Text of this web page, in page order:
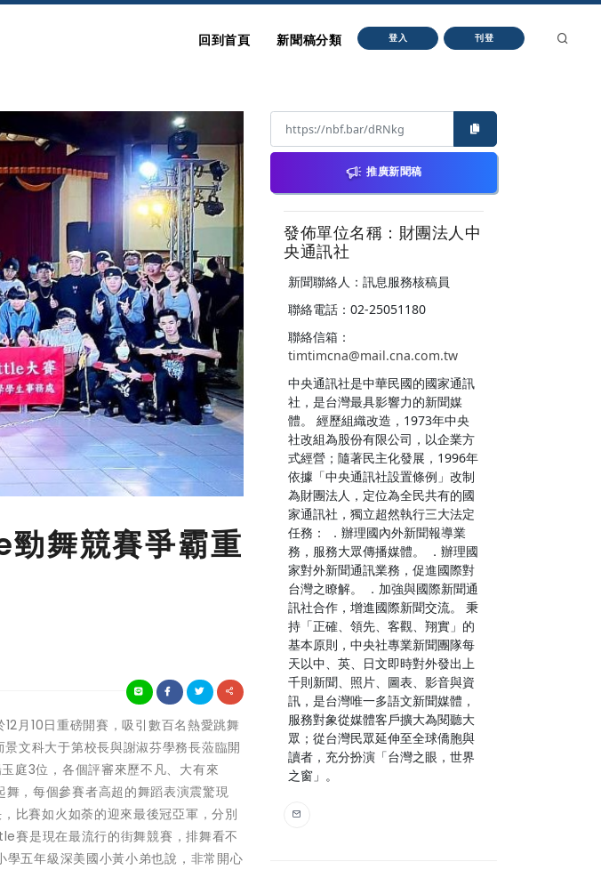
回到首頁 新聞稿分類 登入 刊登
舞競賽爭霸重
月10日重磅開賽，吸引數百名熱愛跳舞
文科大于第校長與謝淑芬學務長蒞臨開
3位，各個評審來歷不凡、大有來
，每個參賽者高超的舞蹈表演震驚現
比賽如火如荼的迎來最後冠亞軍，分別
是現在最流行的街舞競賽，排舞看不
五年級深美國小黃小弟也說，非常開心
推廣新聞稿
發佈單位名稱：財團法人中
央通訊社
新聞聯絡人：訊息服務核稿員
聯絡電話：02-25051180
聯絡信箱：
timtimcna@mail.cna.com.tw
中央通訊社是中華民國的國家通訊
社，是台灣最具影響力的新聞媒
體。 經歷組織改造，1973年中央
社改組為股份有限公司，以企業方
式經營；隨著民主化發展，1996年
依據「中央通訊社設置條例」改制
為財團法人，定位為全民共有的國
家通訊社，獨立超然執行三大法定
任務： ．辦理國內外新聞報導業
務，服務大眾傳播媒體。 ．辦理國
家對外新聞通訊業務，促進國際對
台灣之瞭解。 ．加強與國際新聞通
訊社合作，增進國際新聞交流。 秉
持「正確、領先、客觀、翔實」的
基本原則，中央社專業新聞團隊每
天以中、英、日文即時對外發出上
千則新聞、照片、圖表、影音與資
訊，是台灣唯一多語文新聞媒體，
服務對象從媒體客戶擴大為閱聽大
眾；從台灣民眾延伸至全球僑胞與
讀者，充分扮演「台灣之眼，世界
之窗」。